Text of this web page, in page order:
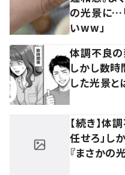
の光景に…
いww」
体調不良の
しかし数時
した光景と
【続き】体
任せろ」し
『まさかの